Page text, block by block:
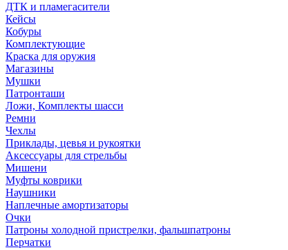
ДТК и пламегасители
Кейсы
Кобуры
Комплектующие
Краска для оружия
Магазины
Мушки
Патронташи
Ложи, Комплекты шасси
Ремни
Чехлы
Приклады, цевья и рукоятки
Аксессуары для стрельбы
Мишени
Муфты коврики
Наушники
Наплечные амортизаторы
Очки
Патроны холодной пристрелки, фальшпатроны
Перчатки